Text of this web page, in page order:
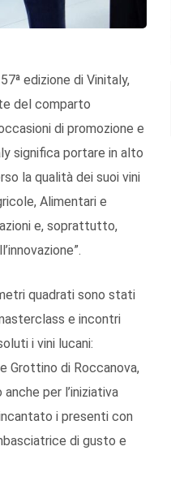
edizione di Vinitaly,
del comparto
di promozione e
significa portare in alto
la qualità dei suoi vini
Alimentari e
e, soprattutto,
quadrati sono stati
e incontri
i vini lucani:
Grottino di Roccanova,
per l’iniziativa
i presenti con
di gusto e